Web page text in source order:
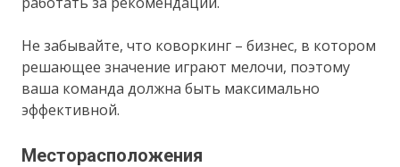
Не забывайте, что коворкинг – бизнес, в котором
решающее значение играют мелочи, поэтому
ваша команда должна быть максимально
эффективной.
Месторасположения